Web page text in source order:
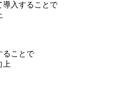
導入することで
ることで
上